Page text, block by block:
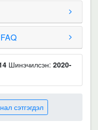
Шинэчилсэн: 2020-
сэтгэгдэл